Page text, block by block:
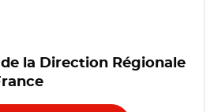
la Direction Régionale